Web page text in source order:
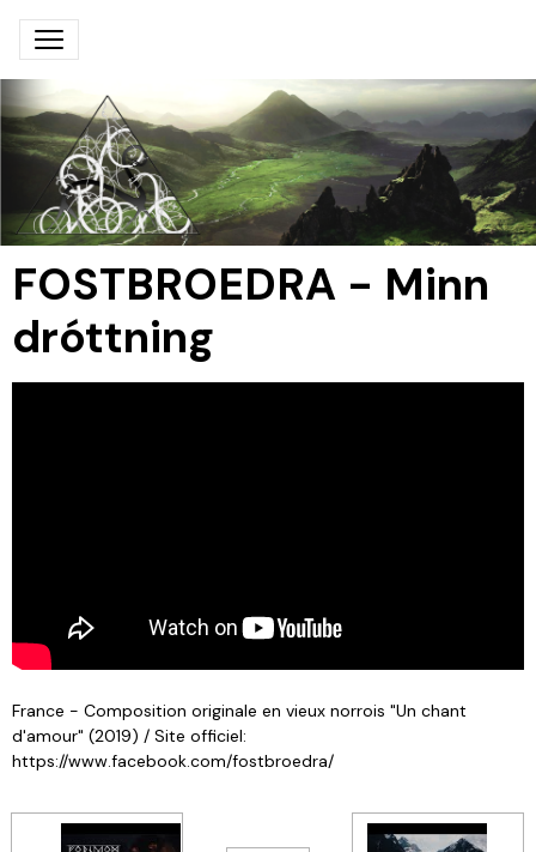
FOSTBROEDRA - Minn
dróttning
France - Composition originale en vieux norrois "Un chant
d'amour" (2019) / Site officiel:
https://www.facebook.com/fostbroedra/